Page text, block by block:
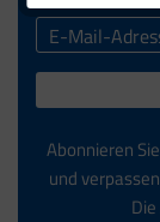
Abonnieren
und